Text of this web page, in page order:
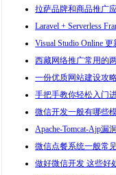
拉萨品牌和商品推广
Laravel + Serverless
Visual Studio Online
西藏网络推广常用的
一份优质网站建设攻
手把手教你轻松入门
微信开发一般有哪些
Apache-Tomcat-Ajp漏
微信点餐系统一般常
做好微信开发 这些好